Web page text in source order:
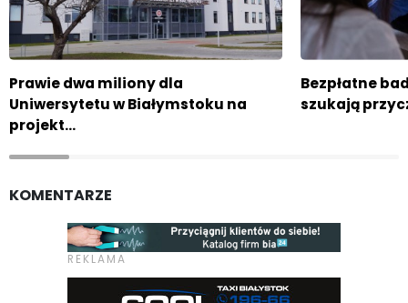
Prawie dwa miliony dla
Uniwersytetu w Białymstoku na
projekt…
Bezpłatne
szukają
KOMENTARZE